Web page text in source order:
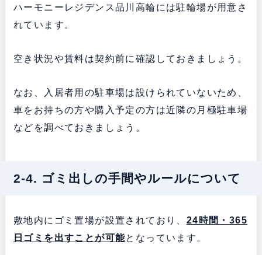
ハーモニーレジデンス品川高輪には駐輪場が用意さ
れています。
空き状況や賃料は契約前に確認しておきましょう。
なお、入居者用の駐車場は設けられていないため、
車をお持ちの方や購入予定の方は近隣の月極駐車場
などを調べておきましょう。
2-4. ゴミ出しの手間やルールについて
敷地内にゴミ置場が設置されており、 24時間・365
日ゴミを出すことが可能となっています。